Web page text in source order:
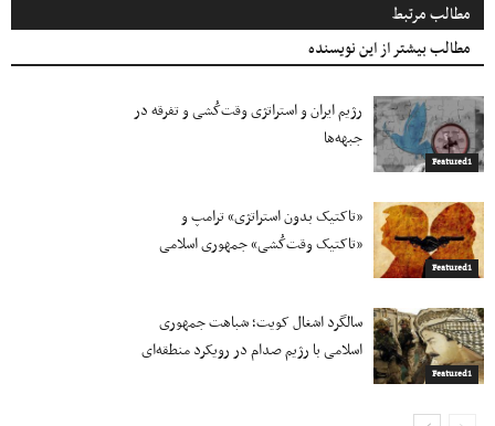
مطالب مرتبط
مطالب بیشتر از این نویسنده
Featured1
رژیم ایران و استراتژی وقت‌کُشی و تفرقه در
جبهه‌ها
Featured1
«تاکتیک بدون استراتژی» ترامپ و
«تاکتیک وقت‌کُشی» جمهوری اسلامی
Featured1
سالگرد اشغال کویت؛ شباهت جمهوری
اسلامی با رژیم صدام در رویکرد منطقه‌ای